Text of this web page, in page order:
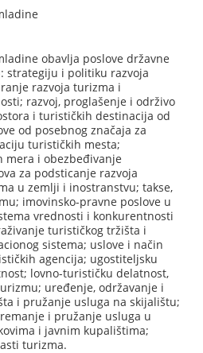
obavlja poslove državne
strategiju i politiku razvoja
razvoja turizma i
razvoj, proglašenje i održivo
i turističkih destinacija od
od posebnog značaja za
turističkih mesta;
mera i obezbeđivanje
za podsticanje razvoja
u zemlji i inostranstvu; takse,
imovinsko-pravne poslove u
vrednosti i konkurentnosti
turističkog tržišta i
sistema; uslove i način
agencija; ugostiteljsku
lovno-turističku delatnost,
uređenje, održavanje i
i pružanje usluga na skijalištu;
i pružanje usluga u
i javnim kupalištima;
turizma.